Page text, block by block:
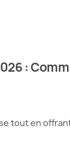
:
tout en